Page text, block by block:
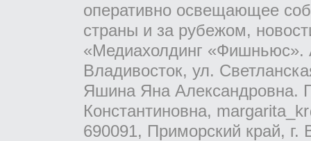
оперативно освещающее
страны и за рубежом,
«Медиахолдинг «Фишньюс».
Владивосток, ул.
Яшина Яна Александровна.
Константиновна,
690091, Приморский край,